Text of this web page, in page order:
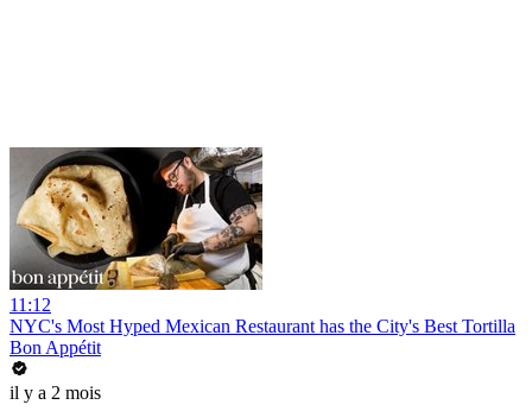
11:12
NYC's Most Hyped Mexican Restaurant has the City's Best Tortilla
Bon Appétit
il y a 2 mois